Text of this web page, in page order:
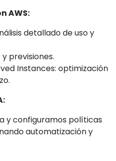
AWS:
detallado de uso y
previsiones.
Instances: optimización
y configuramos políticas
automatización y